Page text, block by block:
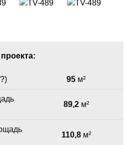
?) 95 м²
89,2м²
110,8м²